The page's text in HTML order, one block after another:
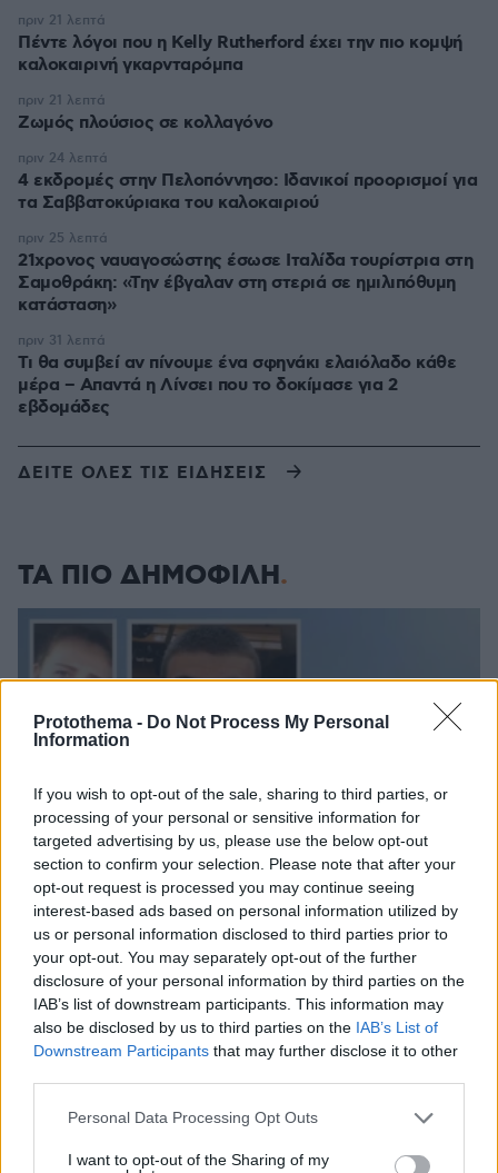
Protothema - Do Not Process My Personal
Information
If you wish to opt-out of the sale, sharing to third parties, or
processing of your personal or sensitive information for
targeted advertising by us, please use the below opt-out
section to confirm your selection. Please note that after your
opt-out request is processed you may continue seeing
interest-based ads based on personal information utilized by
us or personal information disclosed to third parties prior to
your opt-out. You may separately opt-out of the further
disclosure of your personal information by third parties on the
IAB’s list of downstream participants. This information may
also be disclosed by us to third parties on the IAB’s List of
Downstream Participants that may further disclose it to other
Please note that this website/app uses one or more Google
not limited to your visit or usage behaviour. You may click to
Personal Data Processing Opt Outs
I want to opt-out of the Sharing of my
Πέντε λόγοι που η Kelly Rutherford έχει την πιο κομψή
καλοκαιρινή γκαρνταρόμπα
πριν 21 λεπτά
Ζωμός πλούσιος σε κολλαγόνο
πριν 21 λεπτά
4 εκδρομές στην Πελοπόννησο: Ιδανικοί προορισμοί για
τα Σαββατοκύριακα του καλοκαιριού
πριν 24 λεπτά
21χρονος ναυαγοσώστης έσωσε Ιταλίδα τουρίστρια στη
Σαμοθράκη: «Την έβγαλαν στη στεριά σε ημιλιπόθυμη
κατάσταση»
πριν 25 λεπτά
Τι θα συμβεί αν πίνουμε ένα σφηνάκι ελαιόλαδο κάθε
μέρα – Απαντά η Λίνσει που το δοκίμασε για 2
εβδομάδες
πριν 31 λεπτά
ΔΕΙΤΕ ΟΛΕΣ ΤΙΣ ΕΙΔΗΣΕΙΣ
ΤΑ ΠΙΟ ΔΗΜΟΦΙΛΗ
Ο οδηγός του φορτηγού περιγράφει πώς έγινε το
η 43χρονη και ο 21χρονος πήγαιναν μαζί για